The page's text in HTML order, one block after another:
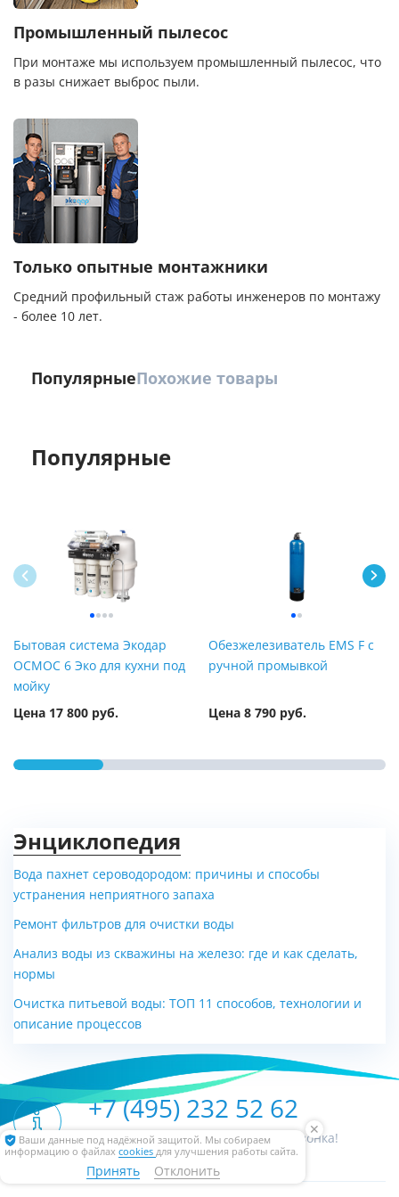
Промышленный пылесос
При монтаже мы используем промышленный пылесос, что
в разы снижает выброс пыли.
Только опытные монтажники
Средний профильный стаж работы инженеров по монтажу
- более 10 лет.
ПопулярныеПохожие товары
Популярные
Бытовая система Экодар
ОСМОС 6 Эко для кухни под
мойку
Цена 17 800 руб.
Обезжелезиватель EMS F с
ручной промывкой
Цена 8 790 руб.
Напольный газовый котел
70
ACV Maestro 275
Энциклопедия
Вода пахнет сероводородом: причины и способы
устранения неприятного запаха
Ремонт фильтров для очистки воды
Анализ воды из скважины на железо: где и как сделать,
нормы
Очистка питьевой воды: ТОП 11 способов, технологии и
описание процессов
+7 (495) 232 52 62
Наши специалисты ждут Вашего звонка!
Ваши данные под надёжной защитой. Мы собираем
информацию о файлах cookies для улучшения работы сайта.
Принять Отклонить
✕